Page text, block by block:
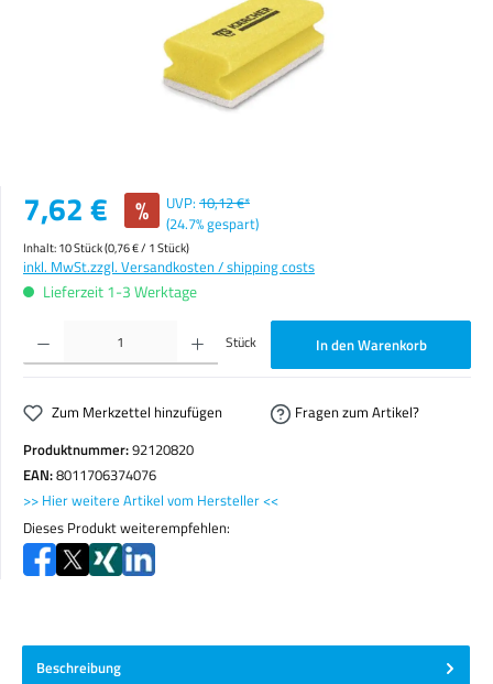
Verkaufspreis:
7,62 € % UVP: 10,12 €*
(24.7% gespart)
Inhalt:10 Stück(0,76 € / 1 Stück)
inkl. MwSt.zzgl. Versandkosten / shipping costs
Lieferzeit 1-3 Werktage
Produkt Anzahl: Gib den gewünschten Wert ein oder benutze die Schaltflächen um die Anzahl zu
Stück In den Warenkorb
Zum Merkzettel hinzufügen
Fragen zum Artikel?
Produktnummer:92120820
EAN:8011706374076
>> Hier weitere Artikel vom Hersteller <<
Dieses Produkt weiterempfehlen:
Beschreibung